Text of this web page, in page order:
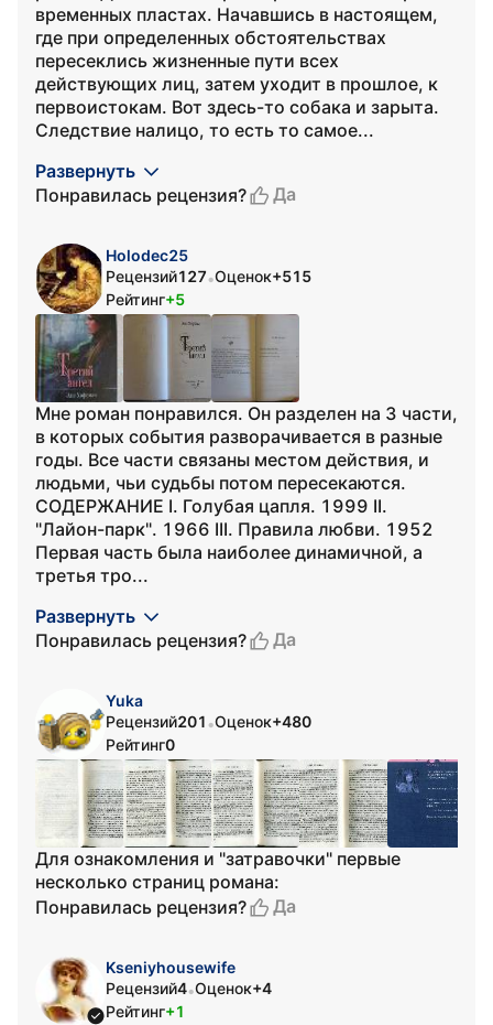
временных пластах. Начавшись в настоящем,
где при определенных обстоятельствах
пересеклись жизненные пути всех
действующих лиц, затем уходит в прошлое, к
первоистокам. Вот здесь-то собака и зарыта.
Следствие налицо, то есть то самое...
Развернуть
Понравилась рецензия?
Да
Holodec25
Рецензий127•Оценок+515
Рейтинг+5
Мне роман понравился. Он разделен на 3 части,
в которых события разворачивается в разные
годы. Все части связаны местом действия, и
людьми, чьи судьбы потом пересекаются.
СОДЕРЖАНИЕ I. Голубая цапля. 1999 II.
"Лайон-парк". 1966 III. Правила любви. 1952
Первая часть была наиболее динамичной, а
третья тро...
Развернуть
Понравилась рецензия?
Да
Yuka
Рецензий201 •Оценок+480
Рейтинг0
Для ознакомления и "затравочки" первые
несколько страниц романа:
Понравилась рецензия?
Да
Kseniyhousewife
Рецензий4•Оценок+4
Рейтинг+1